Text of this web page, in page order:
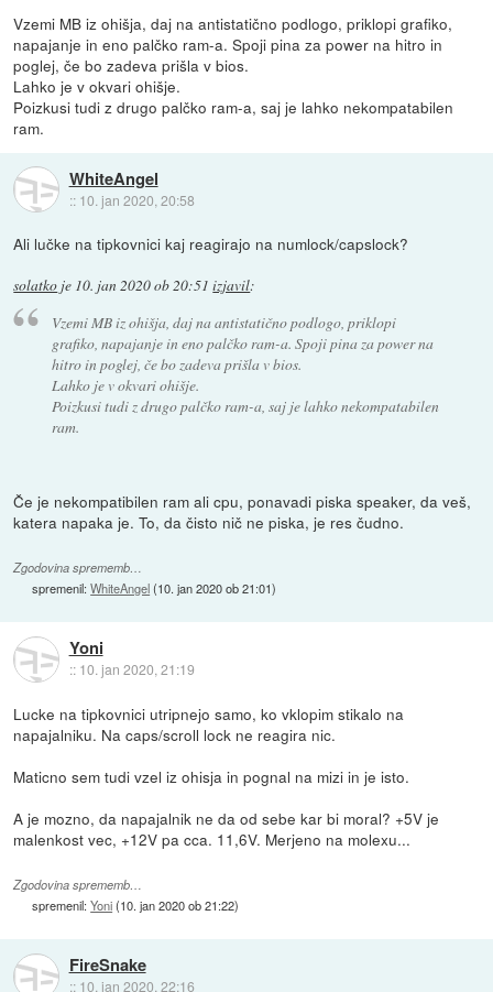
Vzemi MB iz ohišja, daj na antistatično podlogo, priklopi grafiko,
napajanje in eno palčko ram-a. Spoji pina za power na hitro in
poglej, če bo zadeva prišla v bios.
Lahko je v okvari ohišje.
Poizkusi tudi z drugo palčko ram-a, saj je lahko nekompatabilen
ram.
WhiteAngel
:: 10. jan 2020, 20:58
Ali lučke na tipkovnici kaj reagirajo na numlock/capslock?
solatko je 10. jan 2020 ob 20:51 izjavil:
Vzemi MB iz ohišja, daj na antistatično podlogo, priklopi
grafiko, napajanje in eno palčko ram-a. Spoji pina za power na
hitro in poglej, če bo zadeva prišla v bios.
Lahko je v okvari ohišje.
Poizkusi tudi z drugo palčko ram-a, saj je lahko nekompatabilen
ram.
Če je nekompatibilen ram ali cpu, ponavadi piska speaker, da veš,
katera napaka je. To, da čisto nič ne piska, je res čudno.
Zgodovina sprememb…
spremenil:WhiteAngel(10. jan 2020 ob 21:01)
Yoni
:: 10. jan 2020, 21:19
Lucke na tipkovnici utripnejo samo, ko vklopim stikalo na
napajalniku. Na caps/scroll lock ne reagira nic.
Maticno sem tudi vzel iz ohisja in pognal na mizi in je isto.
A je mozno, da napajalnik ne da od sebe kar bi moral? +5V je
malenkost vec, +12V pa cca. 11,6V. Merjeno na molexu...
Zgodovina sprememb…
spremenil:Yoni(10. jan 2020 ob 21:22)
FireSnake
:: 10. jan 2020, 22:16